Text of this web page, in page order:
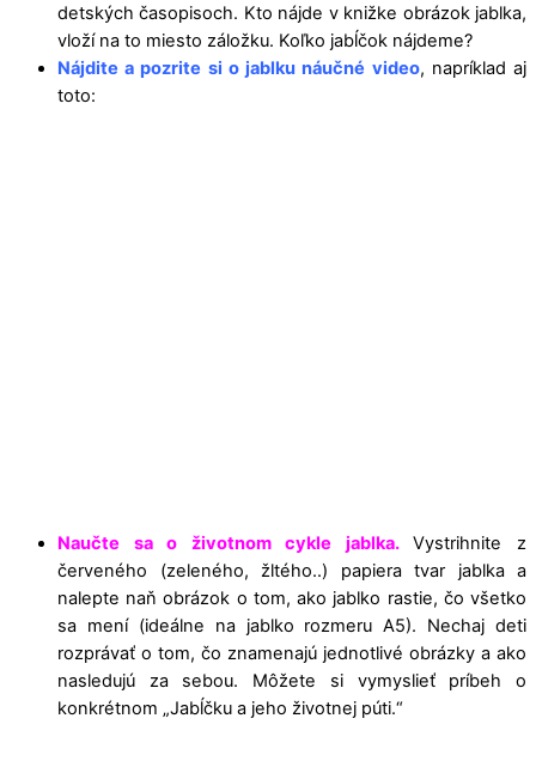
detských časopisoch. Kto nájde v knižke obrázok jablka,
vloží na to miesto záložku. Koľko jabĺčok nájdeme?
Nájdite a pozrite si o jablku náučné video, napríklad aj
toto:
Naučte sa o životnom cykle jablka.Vystrihnite z
červeného (zeleného, žltého..) papiera tvar jablka a
nalepte naň obrázok o tom, ako jablko rastie, čo všetko
sa mení (ideálne na jablko rozmeru A5). Nechaj deti
rozprávať o tom, čo znamenajú jednotlivé obrázky a ako
nasledujú za sebou. Môžete si vymyslieť príbeh o
konkrétnom „Jabĺčku a jeho životnej púti.“